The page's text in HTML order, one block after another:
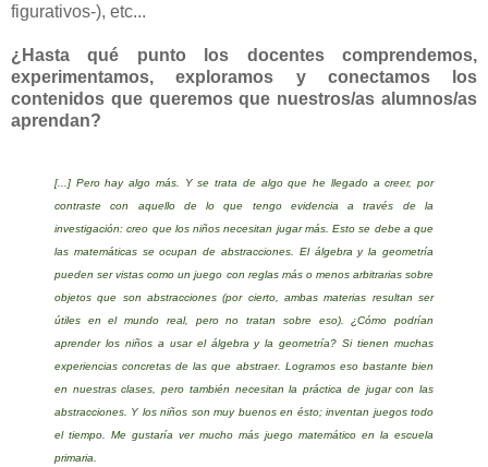
figurativos-), etc...
¿Hasta qué punto los docentes comprendemos,
experimentamos, exploramos y conectamos los
contenidos que queremos que nuestros/as alumnos/as
aprendan?
[...] Pero hay algo más. Y se trata de algo que he llegado a creer, por
contraste con aquello de lo que tengo evidencia a través de la
investigación: creo que los niños necesitan jugar más. Esto se debe a que
las matemáticas se ocupan de abstracciones. El álgebra y la geometría
pueden ser vistas como un juego con reglas más o menos arbitrarias sobre
objetos que son abstracciones (por cierto, ambas materias resultan ser
útiles en el mundo real, pero no tratan sobre eso). ¿Cómo podrían
aprender los niños a usar el álgebra y la geometría? Si tienen muchas
experiencias concretas de las que abstraer. Logramos eso bastante bien
en nuestras clases, pero también necesitan la práctica de jugar con las
abstracciones. Y los niños son muy buenos en ésto; inventan juegos todo
el tiempo. Me gustaría ver mucho más juego matemático en la escuela
primaria.